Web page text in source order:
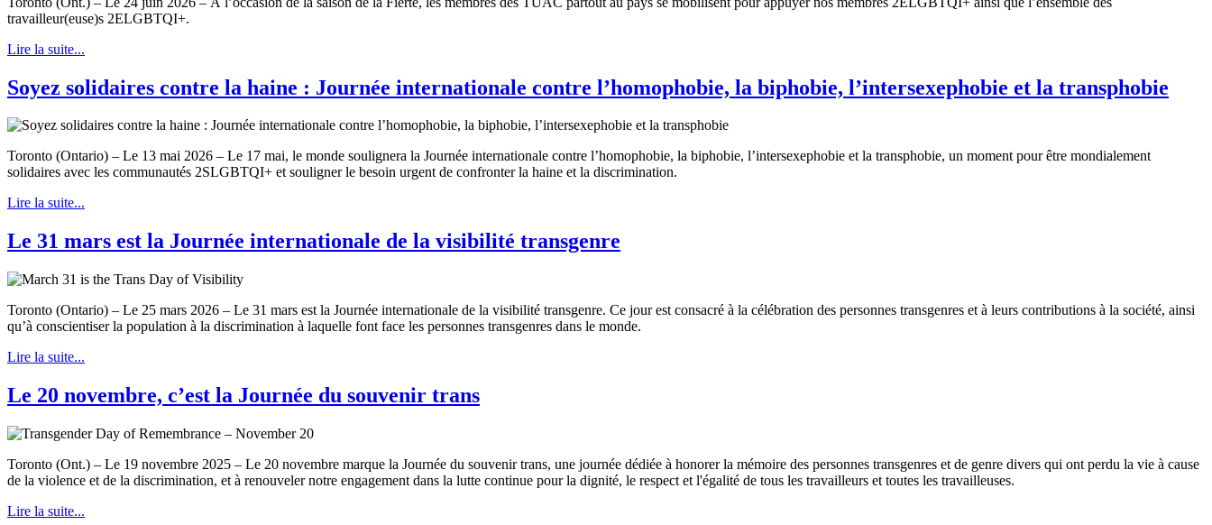
travailleur(euse)s 2ELGBTQI+.
Lire la suite...
Soyez solidaires contre la haine : Journée internationale contre l’homophobie, la biphobie, l’intersexephobie et la transphobie
Toronto (Ontario) – Le 13 mai 2026 – Le 17 mai, le monde soulignera la Journée internationale contre l’homophobie, la biphobie, l’intersexephobie et la transphobie, un moment pour être mondialement
solidaires avec les communautés 2SLGBTQI+ et souligner le besoin urgent de confronter la haine et la discrimination.
Lire la suite...
Le 31 mars est la Journée internationale de la visibilité transgenre
Toronto (Ontario) – Le 25 mars 2026 – Le 31 mars est la Journée internationale de la visibilité transgenre. Ce jour est consacré à la célébration des personnes transgenres et à leurs contributions à la société, ainsi
qu’à conscientiser la population à la discrimination à laquelle font face les personnes transgenres dans le monde.
Lire la suite...
Le 20 novembre, c’est la Journée du souvenir trans
Toronto (Ont.) – Le 19 novembre 2025 – Le 20 novembre marque la Journée du souvenir trans, une journée dédiée à honorer la mémoire des personnes transgenres et de genre divers qui ont perdu la vie à cause
de la violence et de la discrimination, et à renouveler notre engagement dans la lutte continue pour la dignité, le respect et l'égalité de tous les travailleurs et toutes les travailleuses.
Lire la suite...